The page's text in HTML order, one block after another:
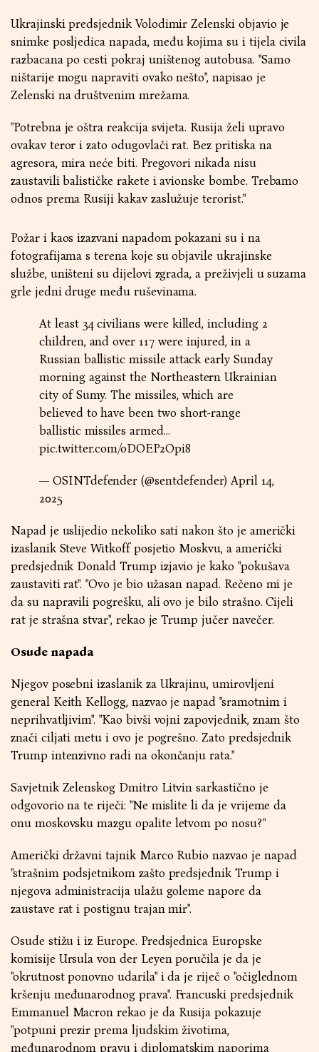
Ukrajinski predsjednik Volodimir Zelenski objavio je
snimke posljedica napada, među kojima su i tijela civila
razbacana po cesti pokraj uništenog autobusa. "Samo
ništarije mogu napraviti ovako nešto", napisao je
Zelenski na društvenim mrežama.
"Potrebna je oštra reakcija svijeta. Rusija želi upravo
ovakav teror i zato odugovlači rat. Bez pritiska na
agresora, mira neće biti. Pregovori nikada nisu
zaustavili balističke rakete i avionske bombe. Trebamo
odnos prema Rusiji kakav zaslužuje terorist."
Požar i kaos izazvani napadom pokazani su i na
fotografijama s terena koje su objavile ukrajinske
službe, uništeni su dijelovi zgrada, a preživjeli u suzama
grle jedni druge među ruševinama.
At least 34 civilians were killed, including 2
children, and over 117 were injured, in a
Russian ballistic missile attack early Sunday
morning against the Northeastern Ukrainian
city of Sumy. The missiles, which are
believed to have been two short-range
ballistic missiles armed…
pic.twitter.com/oDOEP2Opi8
— OSINTdefender (@sentdefender)April 14,
2025
Napad je uslijedio nekoliko sati nakon što je američki
izaslanik Steve Witkoff posjetio Moskvu, a američki
predsjednik Donald Trump izjavio je kako "pokušava
zaustaviti rat". "Ovo je bio užasan napad. Rečeno mi je
da su napravili pogrešku, ali ovo je bilo strašno. Cijeli
rat je strašna stvar", rekao je Trump jučer navečer.
Osude napada
Njegov posebni izaslanik za Ukrajinu, umirovljeni
general Keith Kellogg, nazvao je napad "sramotnim i
neprihvatljivim". "Kao bivši vojni zapovjednik, znam što
znači ciljati metu i ovo je pogrešno. Zato predsjednik
Trump intenzivno radi na okončanju rata."
Savjetnik Zelenskog Dmitro Litvin sarkastično je
odgovorio na te riječi: "Ne mislite li da je vrijeme da
onu moskovsku mazgu opalite letvom po nosu?"
Američki državni tajnik Marco Rubio nazvao je napad
"strašnim podsjetnikom zašto predsjednik Trump i
njegova administracija ulažu goleme napore da
zaustave rat i postignu trajan mir".
Osude stižu i iz Europe. Predsjednica Europske
komisije Ursula von der Leyen poručila je da je
"okrutnost ponovno udarila" i da je riječ o "očiglednom
kršenju međunarodnog prava". Francuski predsjednik
Emmanuel Macron rekao je da Rusija pokazuje
"potpuni prezir prema ljudskim životima,
međunarodnom pravu i diplomatskim naporima